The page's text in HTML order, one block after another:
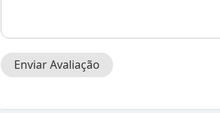
Enviar Avaliação